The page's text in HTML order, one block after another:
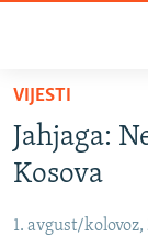
Pređite
glavni
sadržaj
na
VIJESTI
BOSNA I
KOSOVO
VIJESTI
Jahjaga:
Kosova
1. avgust/kolovoz,